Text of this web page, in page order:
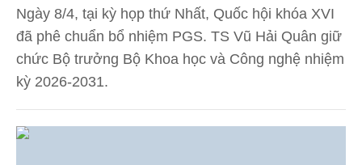
Ngày 8/4, tại kỳ họp thứ Nhất, Quốc hội khóa XVI
đã phê chuẩn bổ nhiệm PGS. TS Vũ Hải Quân giữ
chức Bộ trưởng Bộ Khoa học và Công nghệ nhiệm
kỳ 2026-2031.